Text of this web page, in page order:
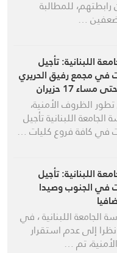
للمطالبة
…
اللبنانية: تأجيل
في مجمع رفيق الحريري
– الحدث حتى مساء 17 حزيران
الظروف الأمنية،
الجامعة اللبنانية تأجيل
في كافة فروع كليات …
اللبنانية: تأجيل
في الجنوب وصيدا
الجامعة اللبنانية ، في
إلى عدم استقرار
تم …